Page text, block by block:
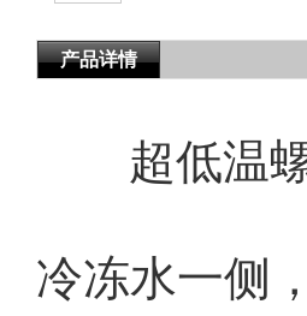
产品详情
超低温
冷冻水一侧